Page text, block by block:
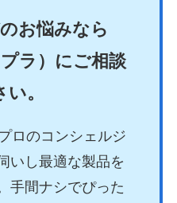
お悩みなら
ラ）にご相談
。
ロのコンシェルジ
いし最適な製品を
手間ナシでぴった